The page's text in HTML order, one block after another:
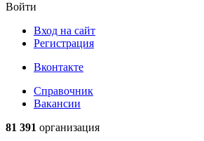
Войти
Вход на сайт
Регистрация
Вконтакте
Справочник
Вакансии
81 391 организация